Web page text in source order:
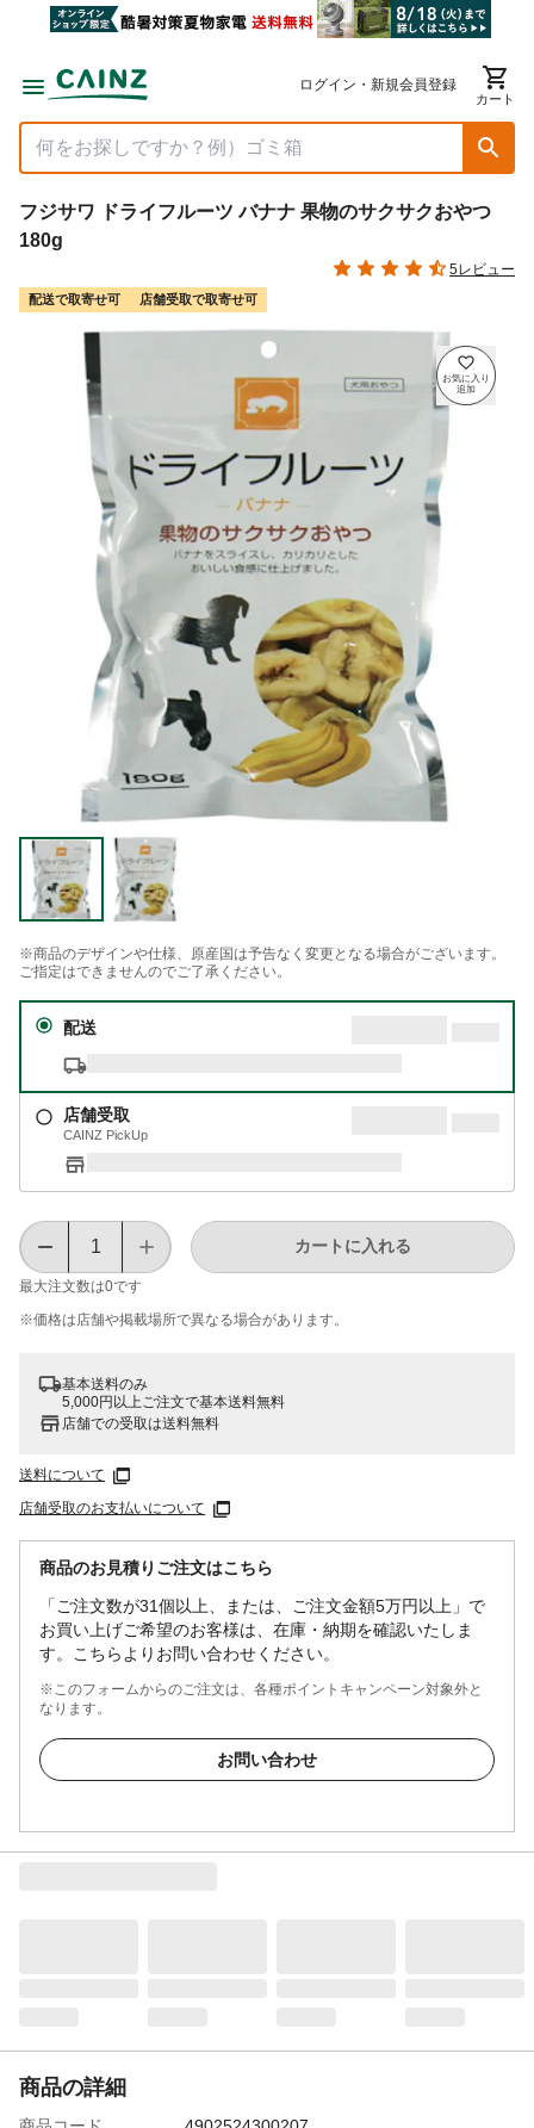
ログイン・新規会員登録
カート
フジサワ ドライフルーツ バナナ 果物のサクサクおやつ
180g
5レビュー
配送で取寄せ可 店舗受取で取寄せ可
※商品のデザインや仕様、原産国は予告なく変更となる場合がございます。
ご指定はできませんのでご了承ください。
配送
店舗受取
CAINZ PickUp
最大注文数は0です
カートに入れる
※価格は​店舗や​掲載場所で​異なる​場合が​あります。
基本送料のみ
5,000円以上ご注文で基本送料無料
店舗での受取は送料無料
送料について
店舗受取のお支払いについて
商品のお見積りご注文はこちら
「ご注文数が31個以上、または、ご注文金額5万円以上」で
お買い上げご希望のお客様は、在庫・納期を確認いたしま
す。こちらよりお問い合わせください。
※このフォームからのご注文は、各種ポイントキャンペーン対象外と
なります。
お問い合わせ
商品の詳細